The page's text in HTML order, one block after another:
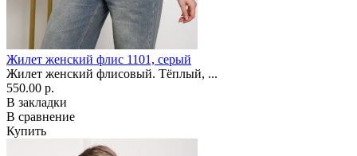
Жилет женский флис 1101, серый
Жилет женский флисовый. Тёплый, ...
550.00 р.
В закладки
В сравнение
Купить